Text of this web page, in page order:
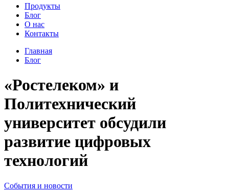
Продукты
Блог
О нас
Контакты
Главная
Блог
«Ростелеком» и
Политехнический
университет обсудили
развитие цифровых
технологий
События и новости